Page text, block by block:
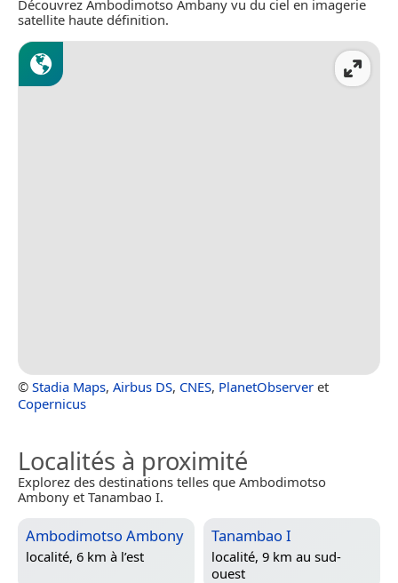
Découvrez Ambodimotso Ambany vu du ciel en imagerie
satellite haute définition.
© Stadia Maps, Airbus DS, CNES, PlanetObserver et
Copernicus
Localités à proximité
Explorez des destinations telles que Ambodimotso
Ambony et Tanambao I.
Ambodimotso Ambony
localité, 6 km à l’est
Tanambao I
localité, 9 km au sud-
ouest